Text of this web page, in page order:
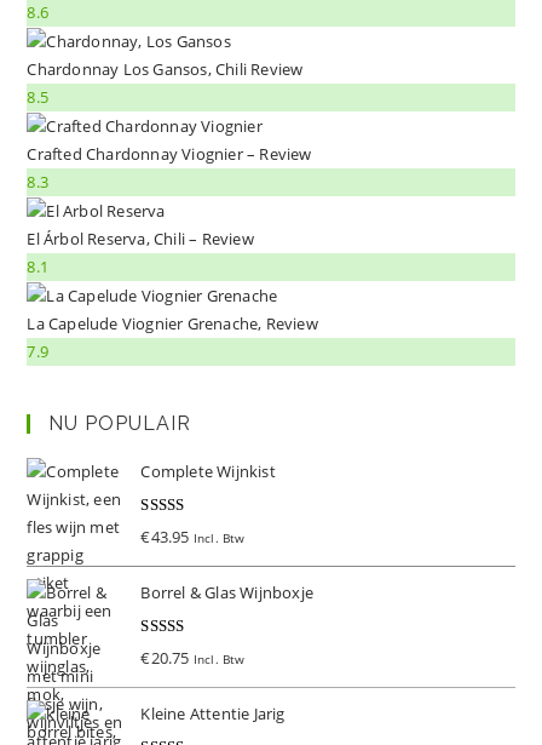
8.6
Chardonnay Los Gansos, Chili Review
8.5
Crafted Chardonnay Viognier – Review
8.3
El Árbol Reserva, Chili – Review
8.1
La Capelude Viognier Grenache, Review
7.9
NU POPULAIR
Complete Wijnkist
Gewaardeer
€43.95 Incl. Btw
Borrel & Glas Wijnboxje
Gewaardeer
€20.75 Incl. Btw
Kleine Attentie Jarig